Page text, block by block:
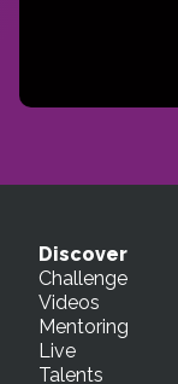
Discover
Challenge
Videos
Mentoring
Live
Talents